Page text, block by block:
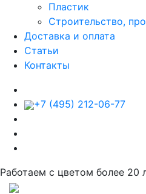
Пластик
Строительство,
Доставка и оплата
Статьи
Контакты
+7 (495) 212-06-77
Работаем с цветом более 20